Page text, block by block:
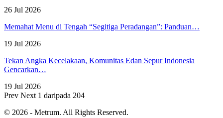
26 Jul 2026
Memahat Menu di Tengah “Segitiga Peradangan”: Panduan…
19 Jul 2026
Tekan Angka Kecelakaan, Komunitas Edan Sepur Indonesia
Gencarkan…
19 Jul 2026
Prev Next 1 daripada 204
© 2026 - Metrum. All Rights Reserved.